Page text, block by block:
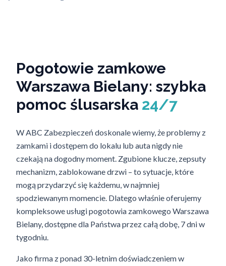
Pogotowie zamkowe
Warszawa Bielany: szybka
pomoc ślusarska 24/7
W ABC Zabezpieczeń doskonale wiemy, że problemy z
zamkami i dostępem do lokalu lub auta nigdy nie
czekają na dogodny moment. Zgubione klucze, zepsuty
mechanizm, zablokowane drzwi – to sytuacje, które
mogą przydarzyć się każdemu, w najmniej
spodziewanym momencie. Dlatego właśnie oferujemy
kompleksowe usługi pogotowia zamkowego Warszawa
Bielany, dostępne dla Państwa przez całą dobę, 7 dni w
tygodniu.
Jako firma z ponad 30-letnim doświadczeniem w